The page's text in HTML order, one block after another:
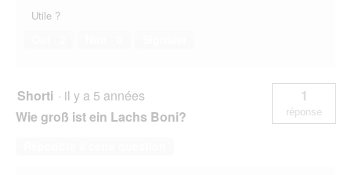
Utile ?
Shorti · il y a 5 années
Wie groß ist ein Lachs Boni?
1
réponse